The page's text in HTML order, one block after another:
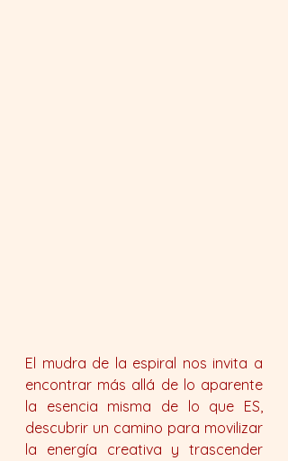
El mudra de la espiral nos invita a
encontrar más allá de lo aparente
la esencia misma de lo que ES,
descubrir un camino para movilizar
la energía creativa y trascender